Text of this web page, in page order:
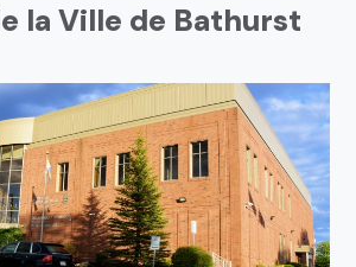
la Ville de Bathurst